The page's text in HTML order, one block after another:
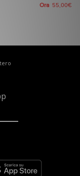
Ora 55,00€